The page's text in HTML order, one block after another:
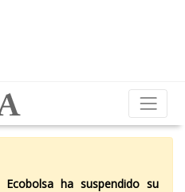
Ecobolsa ha suspendido su